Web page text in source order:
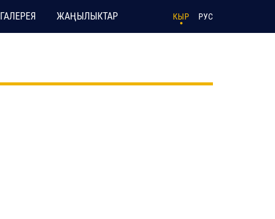
ГАЛЕРЕЯ ЖАҢЫЛЫКТАР КЫР РУС